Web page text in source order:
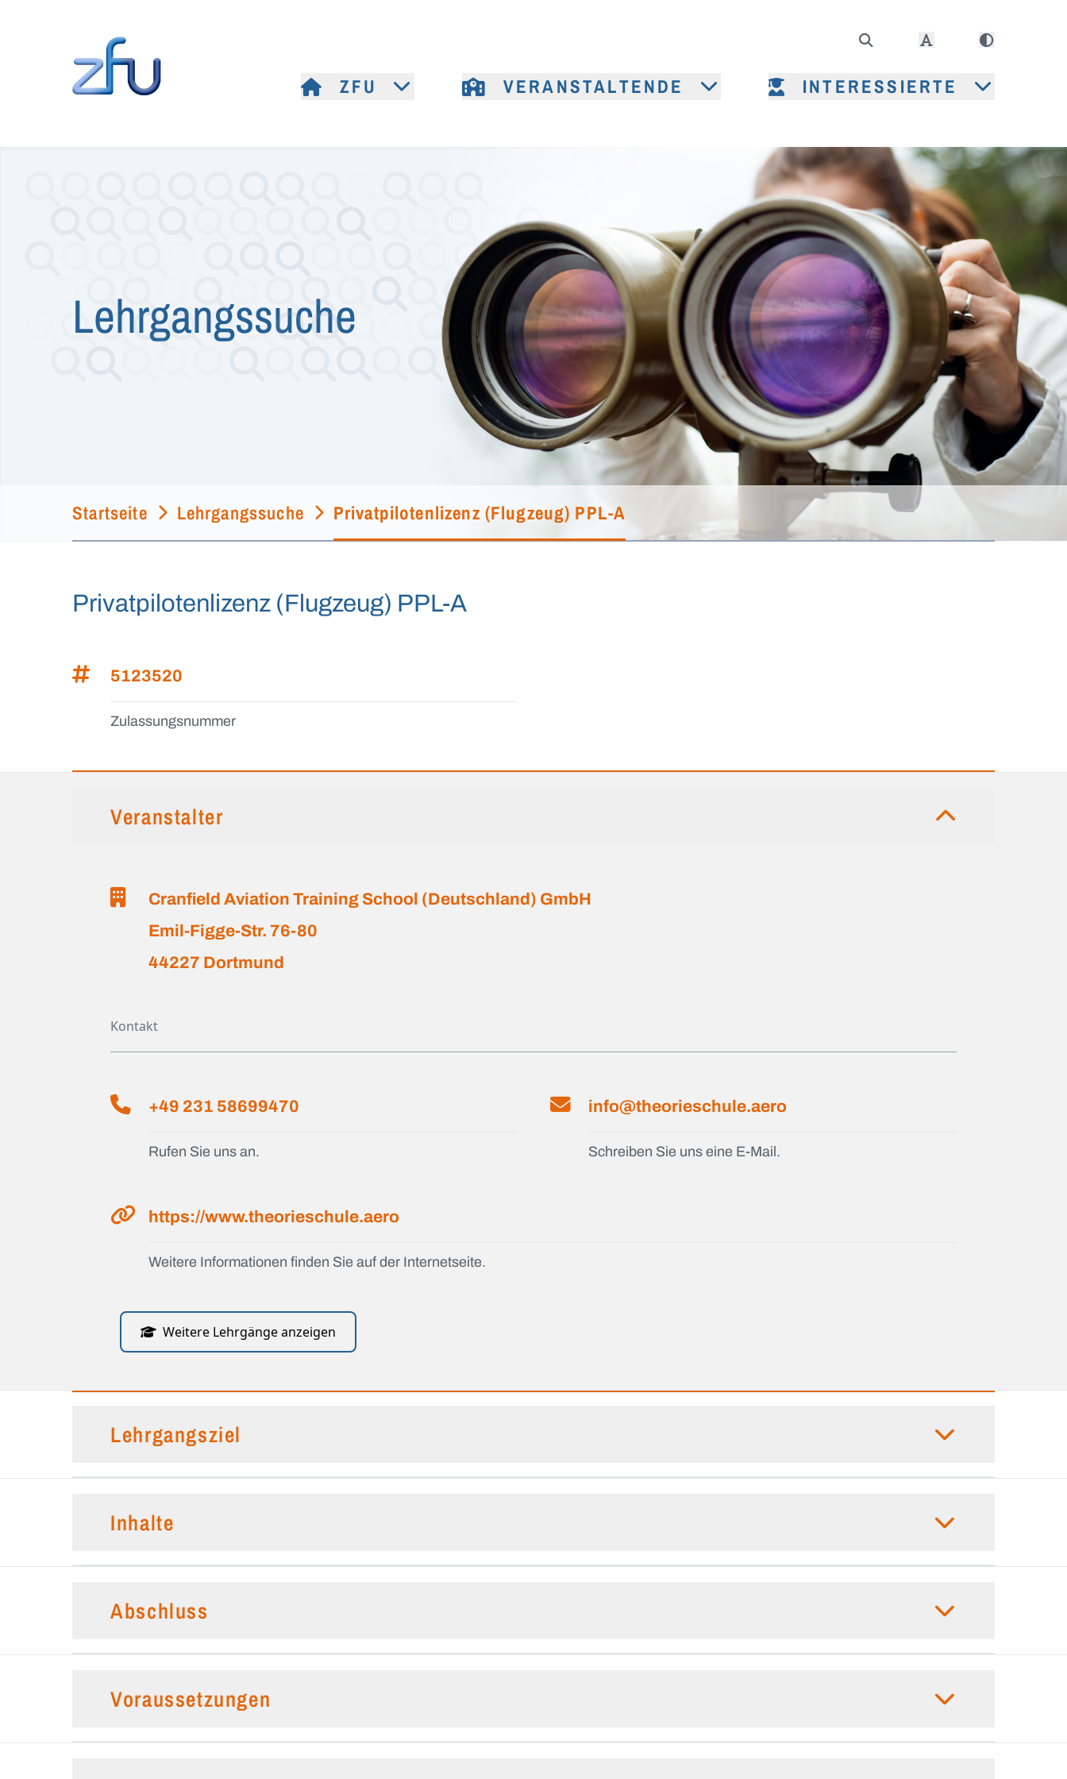
ZFU VERANSTALTENDE INTERESSIERTE
Lehrgangssuche
Startseite Lehrgangssuche Privatpilotenlizenz (Flugzeug) PPL-A
Privatpilotenlizenz (Flugzeug) PPL-A
5123520
Zulassungsnummer
Veranstalter
Cranfield Aviation Training School (Deutschland) GmbH
Emil-Figge-Str. 76-80
44227 Dortmund
Kontakt
+49 231 58699470
Rufen Sie uns an.
info@theorieschule.aero
Schreiben Sie uns eine E-Mail.
https://www.theorieschule.aero
Weitere Informationen finden Sie auf der Internetseite.
Weitere Lehrgänge anzeigen
Lehrgangsziel
Inhalte
Abschluss
Voraussetzungen